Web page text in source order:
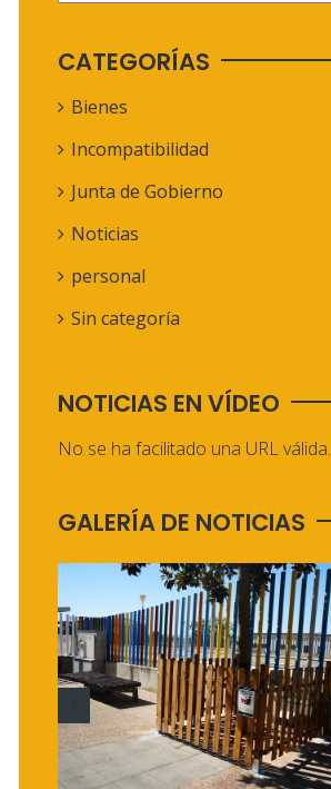
CATEGORÍAS
Bienes
Incompatibilidad
Junta de Gobierno
Noticias
personal
Sin categoría
NOTICIAS EN VÍDEO
No se ha facilitado una URL válida.
GALERÍA DE NOTICIAS